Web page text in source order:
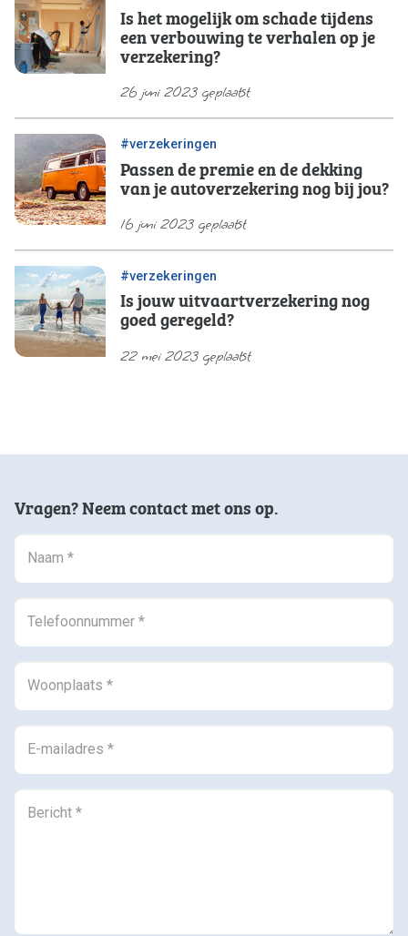
Is het mogelijk om schade tijdens
een verbouwing te verhalen op je
verzekering?
26 juni 2023 geplaatst
#verzekeringen
Passen de premie en de dekking
van je autoverzekering nog bij jou?
16 juni 2023 geplaatst
#verzekeringen
Is jouw uitvaartverzekering nog
goed geregeld?
22 mei 2023 geplaatst
Vragen? Neem contact met ons op.